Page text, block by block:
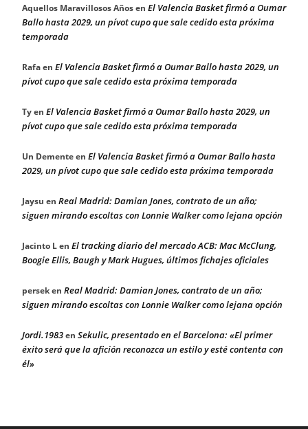
Aquellos Maravillosos Añosen El Valencia Basket firmó a Oumar
Ballo hasta 2029, un pívot cupo que sale cedido esta próxima
temporada
Rafaen El Valencia Basket firmó a Oumar Ballo hasta 2029, un
pívot cupo que sale cedido esta próxima temporada
Tyen El Valencia Basket firmó a Oumar Ballo hasta 2029, un
pívot cupo que sale cedido esta próxima temporada
Un Dementeen El Valencia Basket firmó a Oumar Ballo hasta
2029, un pívot cupo que sale cedido esta próxima temporada
Jaysu en Real Madrid: Damian Jones, contrato de un año;
siguen mirando escoltas con Lonnie Walker como lejana opción
Jacinto Len El tracking diario del mercado ACB: Mac McClung,
Boogie Ellis, Baugh y Mark Hugues, últimos fichajes oficiales
perseken Real Madrid: Damian Jones, contrato de un año;
siguen mirando escoltas con Lonnie Walker como lejana opción
Jordi.1983en Sekulic, presentado en el Barcelona: «El primer
éxito será que la afición reconozca un estilo y esté contenta con
él»